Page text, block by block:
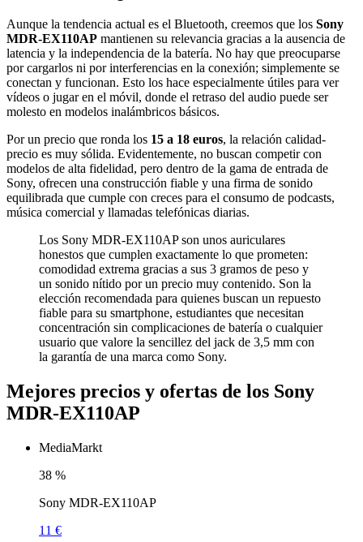
Aunque la tendencia actual es el Bluetooth, creemos que los Sony
MDR-EX110AP mantienen su relevancia gracias a la ausencia de
latencia y la independencia de la batería. No hay que preocuparse
por cargarlos ni por interferencias en la conexión; simplemente se
conectan y funcionan. Esto los hace especialmente útiles para ver
vídeos o jugar en el móvil, donde el retraso del audio puede ser
molesto en modelos inalámbricos básicos.
Por un precio que ronda los 15 a 18 euros, la relación calidad-
precio es muy sólida. Evidentemente, no buscan competir con
modelos de alta fidelidad, pero dentro de la gama de entrada de
Sony, ofrecen una construcción fiable y una firma de sonido
equilibrada que cumple con creces para el consumo de podcasts,
música comercial y llamadas telefónicas diarias.
Los Sony MDR-EX110AP son unos auriculares
honestos que cumplen exactamente lo que prometen:
comodidad extrema gracias a sus 3 gramos de peso y
un sonido nítido por un precio muy contenido. Son la
elección recomendada para quienes buscan un repuesto
fiable para su smartphone, estudiantes que necesitan
concentración sin complicaciones de batería o cualquier
usuario que valore la sencillez del jack de 3,5 mm con
la garantía de una marca como Sony.
Mejores precios y ofertas de los Sony
MDR-EX110AP
MediaMarkt
38 %
Sony MDR-EX110AP
11 €